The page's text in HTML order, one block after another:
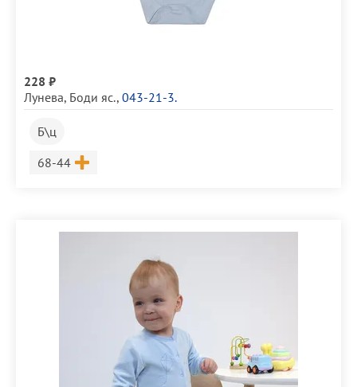
228 ₽
Лунева, Боди яс., 043-21-3.
Б\ц
Размер
68-44